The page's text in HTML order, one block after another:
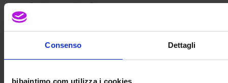
Consenso Dettagli
bibaintimo.com utilizza i cookies
Auguri a Tutte e Tutti!